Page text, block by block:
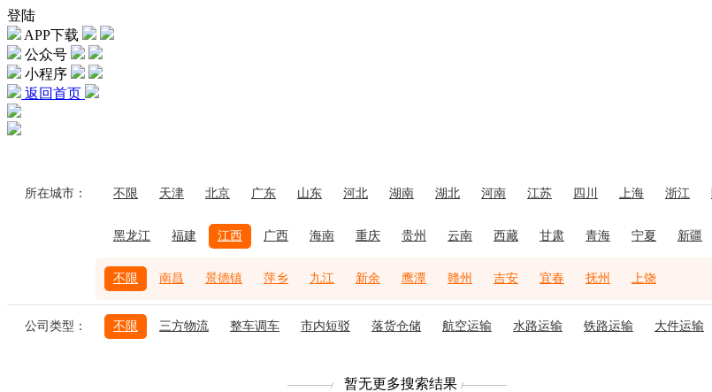
登陆
APP下载
公众号
小程序
返回首页
所在城市： 不限 天津 北京 广东 山东 河北 湖南 湖北 河南 江苏 四川 上海 浙江
黑龙江 福建 江西 广西 海南 重庆 贵州 云南 西藏 甘肃 青海 宁夏 新疆
不限 南昌 景德镇 萍乡 九江 新余 鹰潭 赣州 吉安 宜春 抚州 上饶
公司类型： 不限 三方物流 整车调车 市内短驳 落货仓储 航空运输 水路运输 铁路运输 大件运输
暂无更多搜索结果